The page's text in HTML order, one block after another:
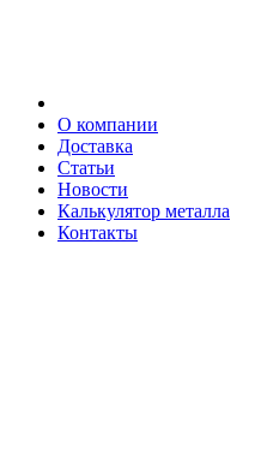
О компании
Доставка
Статьи
Новости
Калькулятор металла
Контакты